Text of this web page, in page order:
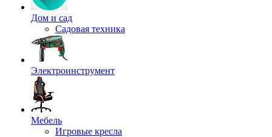
Дом и сад
Садовая техника
Электроинструмент
Мебель
Игровые кресла